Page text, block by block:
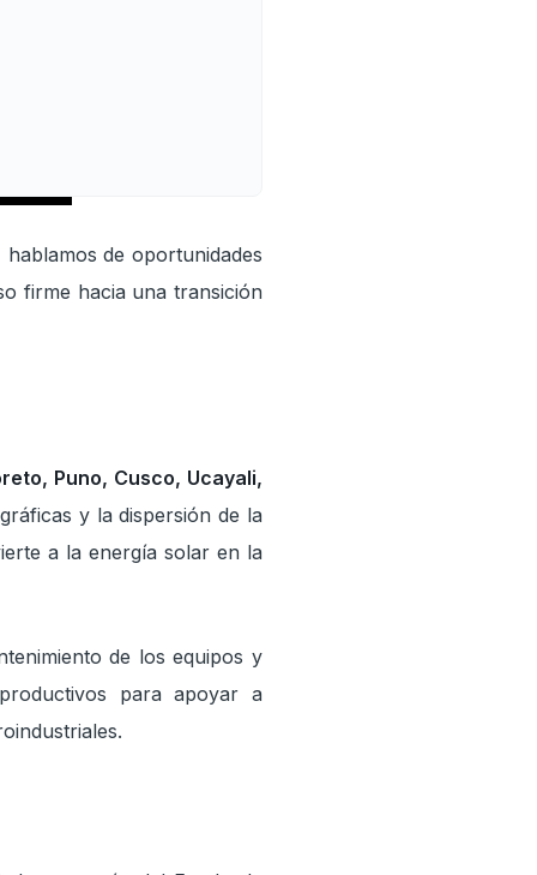
de oportunidades
firme hacia una transición
Puno, Cusco, Ucayali,
y la dispersión de la
a la energía solar en la
de los equipos y
para apoyar a